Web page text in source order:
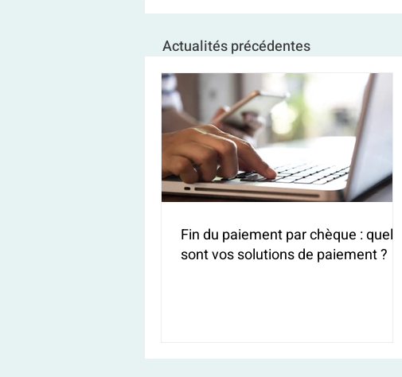
Actualités précédentes
Fin du paiement par chèque : quelles
sont vos solutions de paiement ?